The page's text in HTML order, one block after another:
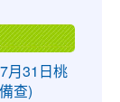
月31日桃
查)